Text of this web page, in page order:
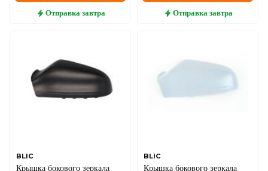
Отправка завтра Отправка завтра
BLIC
Крышка бокового зеркала
BLIC
Крышка бокового зеркала